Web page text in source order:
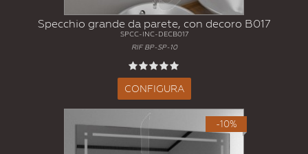
Specchio grande da parete, con decoro B017
SPCC-INC-DECB017
RIF BP-SP-10
CONFIGURA
-10%